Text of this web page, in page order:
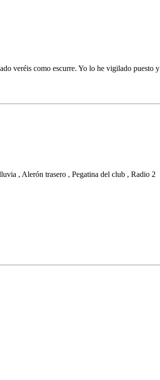
veréis como escurre. Yo lo he vigilado puesto y
, Alerón trasero , Pegatina del club , Radio 2